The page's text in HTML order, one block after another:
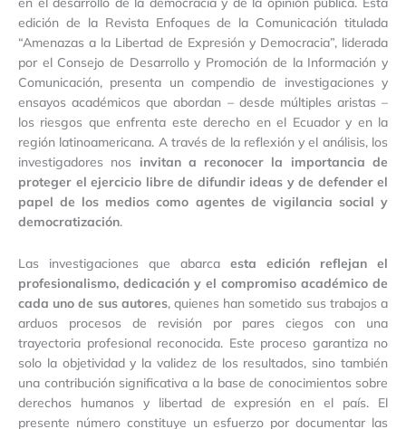
edición de la Revista Enfoques de la Comunicación titulada
“Amenazas a la Libertad de Expresión y Democracia”, liderada
por el Consejo de Desarrollo y Promoción de la Información y
Comunicación, presenta un compendio de investigaciones y
ensayos académicos que abordan – desde múltiples aristas –
los riesgos que enfrenta este derecho en el Ecuador y en la
región latinoamericana. A través de la reflexión y el análisis, los
investigadores nos invitan a reconocer la importancia de
proteger el ejercicio libre de difundir ideas y de defender el
papel de los medios como agentes de vigilancia social y
democratización.
Las investigaciones que abarca esta edición reflejan el
profesionalismo, dedicación y el compromiso académico de
cada uno de sus autores, quienes han sometido sus trabajos a
arduos procesos de revisión por pares ciegos con una
trayectoria profesional reconocida. Este proceso garantiza no
solo la objetividad y la validez de los resultados, sino también
una contribución significativa a la base de conocimientos sobre
derechos humanos y libertad de expresión en el país. El
presente número constituye un esfuerzo por documentar las